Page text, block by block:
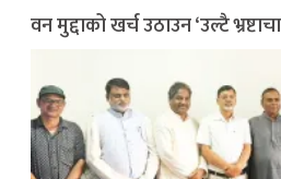
वन मुद्दाको खर्च उठाउन ‘उल्टै